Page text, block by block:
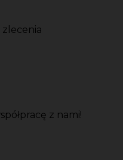
z nami!